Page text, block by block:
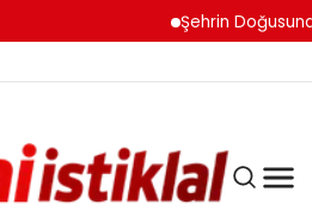
Şehrin